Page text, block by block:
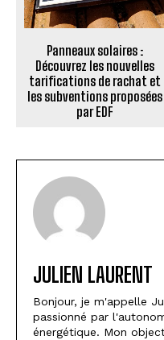
Panneaux solaires :
Découvrez les nouvelles
tarifications de rachat et
les subventions proposées
par EDF
JULIEN LAURENT
Bonjour, je m'appelle
passionné par
énergétique. Mon